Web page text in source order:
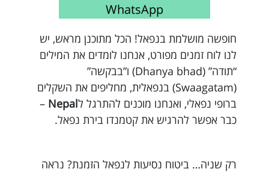
WhatsApp
חופשה מושלמת בנפאל! הכל מתוכנן מראש, יש
לנו לוח זמנים מפורט, אנחנו לומדים את המילים
“תודה” (Dhanya bhad) ו”בבקשה”
(Swaagatam) בנפאלית, מחליפים את השקלים
ברופי נפאלי, ואנחנו מוכנים להתרגל לNepal
–
כבר אפשר להרגיש את קטמנדו בירת נפאל.
רק שניה… ביטוח נסיעות לנפאל הזמנת? נראה